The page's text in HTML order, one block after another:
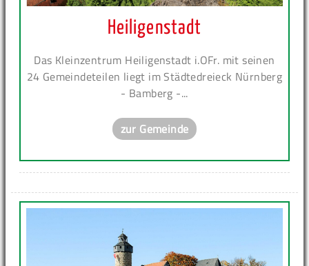
Heiligenstadt
Das Kleinzentrum Heiligenstadt i.OFr. mit seinen
24 Gemeindeteilen liegt im Städtedreieck Nürnberg
- Bamberg -...
zur Gemeinde